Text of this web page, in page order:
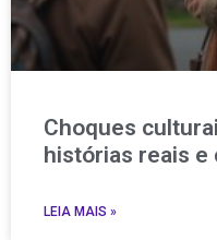
Choques
histórias reais e
LEIA MAIS »